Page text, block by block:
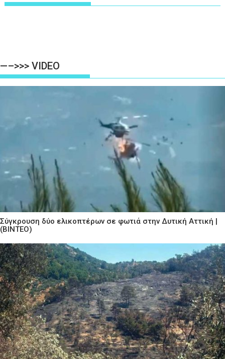
—–>>> VIDEO
Σύγκρουση δύο ελικοπτέρων σε φωτιά στην Δυτική Αττική |
(ΒΙΝΤΕΟ)